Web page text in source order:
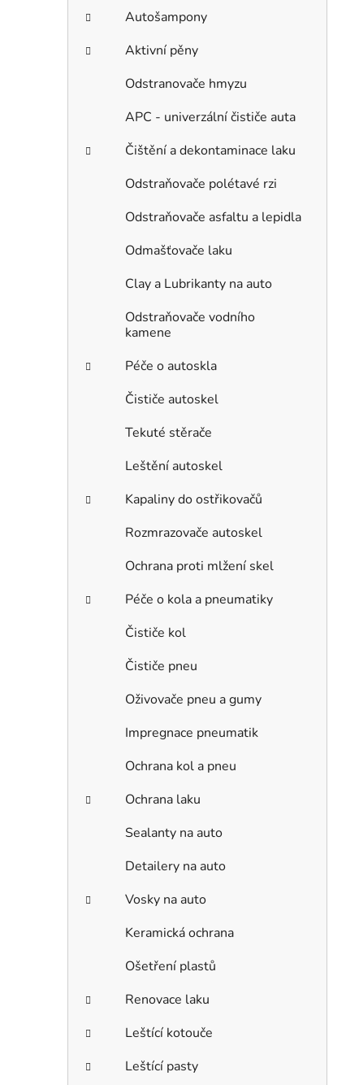
Autošampony
Aktivní pěny
Odstranovače hmyzu
APC - univerzální čističe auta
Čištění a dekontaminace laku
Odstraňovače polétavé rzi
Odstraňovače asfaltu a lepidla
Odmašťovače laku
Clay a Lubrikanty na auto
Odstraňovače vodního
kamene
Péče o autoskla
Čističe autoskel
Tekuté stěrače
Leštění autoskel
Kapaliny do ostřikovačů
Rozmrazovače autoskel
Ochrana proti mlžení skel
Péče o kola a pneumatiky
Čističe kol
Čističe pneu
Oživovače pneu a gumy
Impregnace pneumatik
Ochrana kol a pneu
Ochrana laku
Sealanty na auto
Detailery na auto
Vosky na auto
Keramická ochrana
Ošetření plastů
Renovace laku
Leštící kotouče
Leštící pasty